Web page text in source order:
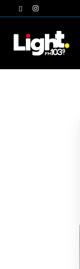
to
twitterinstagram